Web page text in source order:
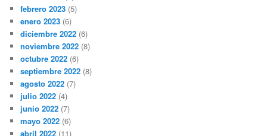
febrero 2023 (5)
enero 2023 (6)
diciembre 2022 (6)
noviembre 2022 (8)
octubre 2022 (6)
septiembre 2022 (8)
agosto 2022 (7)
julio 2022 (4)
junio 2022 (7)
mayo 2022 (6)
abril 2022 (11)